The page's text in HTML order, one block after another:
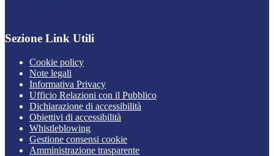
Sezione Link Utili
Cookie policy
Note legali
Informativa Privacy
Ufficio Relazioni con il Pubblico
Dichiarazione di accessibilità
Obiettivi di accessibilità
Whistleblowing
Gestione consensi cookie
Amministrazione trasparente